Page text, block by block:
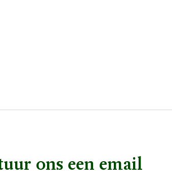
ons een email